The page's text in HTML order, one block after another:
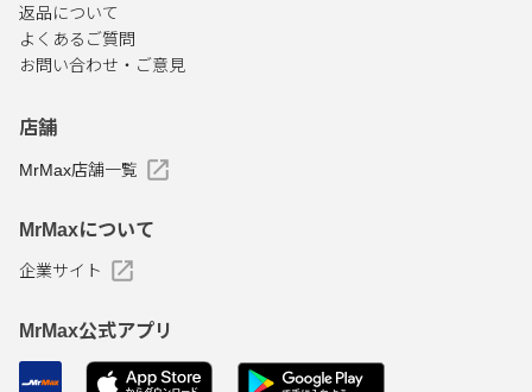
返品について
よくあるご質問
お問い合わせ・ご意見
店舗
MrMax店舗一覧
MrMaxについて
企業サイト
MrMax公式アプリ